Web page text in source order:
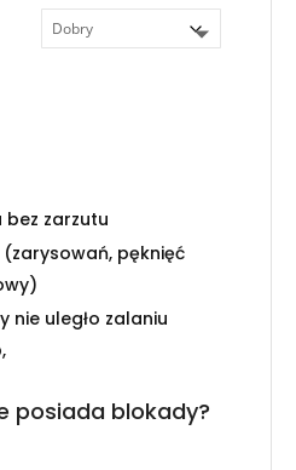
bez zarzutu
pęknięć
nie uległo zalaniu
posiada blokady?